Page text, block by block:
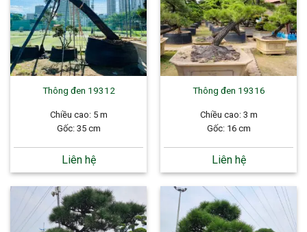
Thông đen 19312
Chiều cao: 5 m
Gốc: 35 cm
Liên hệ
Thông đen 19316
Chiều cao: 3 m
Gốc: 16 cm
Liên hệ